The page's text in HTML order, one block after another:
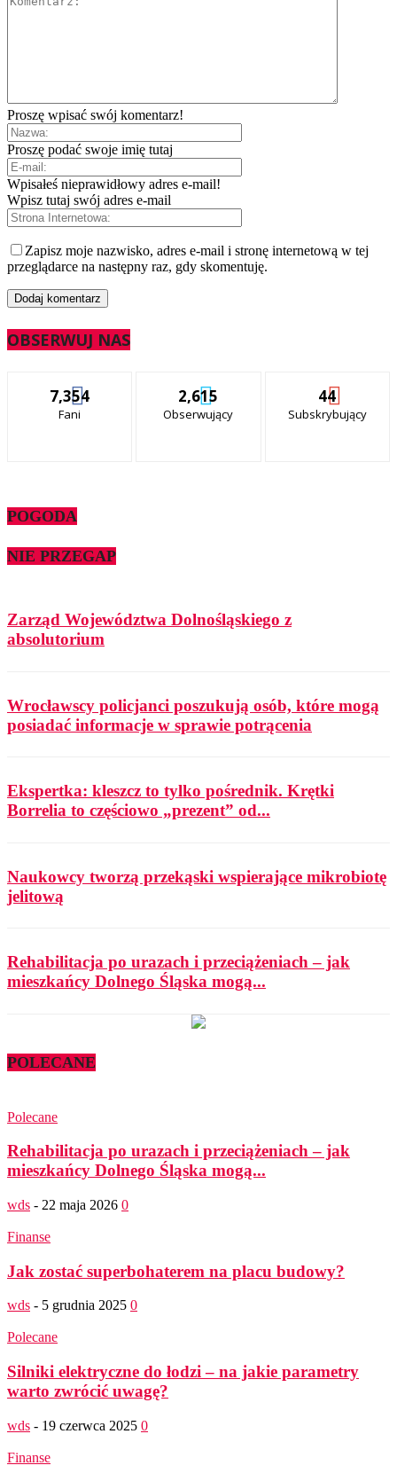
Proszę wpisać swój komentarz!
Proszę podać swoje imię tutaj
Wpisałeś nieprawidłowy adres e-mail!
Wpisz tutaj swój adres e-mail
Zapisz moje nazwisko, adres e-mail i stronę internetową w tej
przeglądarce na następny raz, gdy skomentuję.
OBSERWUJ NAS
7,354
Fani
2,615
Obserwujący
44
Subskrybujący
POGODA
NIE PRZEGAP
Zarząd Województwa Dolnośląskiego z
absolutorium
Wrocławscy policjanci poszukują osób, które mogą
posiadać informacje w sprawie potrącenia
Ekspertka: kleszcz to tylko pośrednik. Krętki
Borrelia to częściowo „prezent” od...
Naukowcy tworzą przekąski wspierające mikrobiotę
jelitową
Rehabilitacja po urazach i przeciążeniach – jak
mieszkańcy Dolnego Śląska mogą...
POLECANE
Polecane
Rehabilitacja po urazach i przeciążeniach – jak
mieszkańcy Dolnego Śląska mogą...
wds - 22 maja 2026 0
Finanse
Jak zostać superbohaterem na placu budowy?
wds - 5 grudnia 2025 0
Polecane
Silniki elektryczne do łodzi – na jakie parametry
warto zwrócić uwagę?
wds - 19 czerwca 2025 0
Finanse